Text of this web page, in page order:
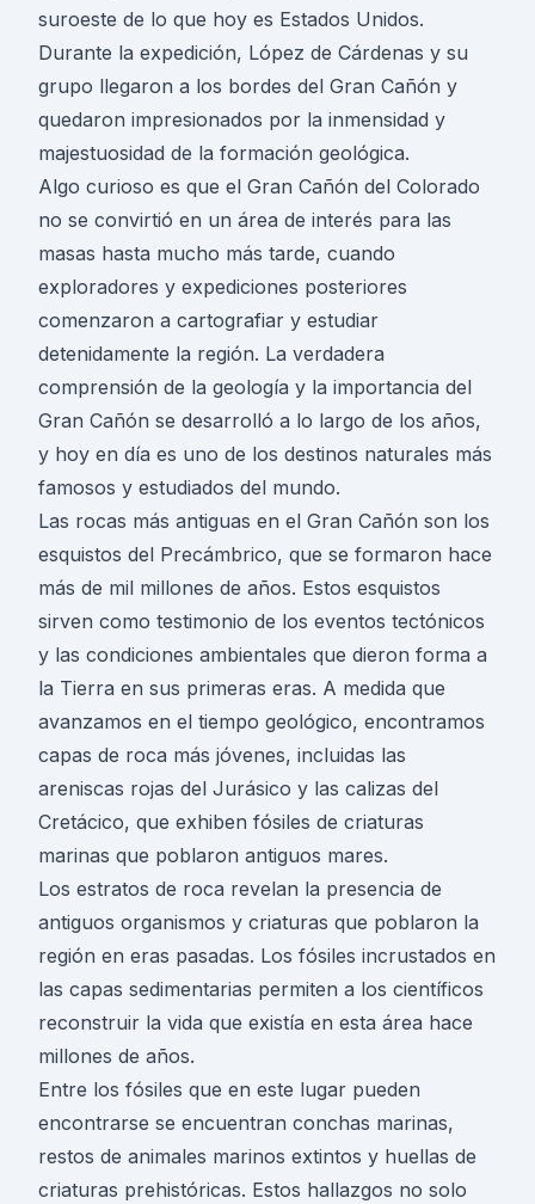
suroeste de lo que hoy es Estados Unidos.
Durante la expedición, López de Cárdenas y su
grupo llegaron a los bordes del Gran Cañón y
quedaron impresionados por la inmensidad y
majestuosidad de la formación geológica.
Algo curioso es que el Gran Cañón del Colorado
no se convirtió en un área de interés para las
masas hasta mucho más tarde, cuando
exploradores y expediciones posteriores
comenzaron a cartografiar y estudiar
detenidamente la región. La verdadera
comprensión de la geología y la importancia del
Gran Cañón se desarrolló a lo largo de los años,
y hoy en día es uno de los destinos naturales más
famosos y estudiados del mundo.
Las rocas más antiguas en el Gran Cañón son los
esquistos del Precámbrico, que se formaron hace
más de mil millones de años. Estos esquistos
sirven como testimonio de los eventos tectónicos
y las condiciones ambientales que dieron forma a
la Tierra en sus primeras eras. A medida que
avanzamos en el tiempo geológico, encontramos
capas de roca más jóvenes, incluidas las
areniscas rojas del Jurásico y las calizas del
Cretácico, que exhiben fósiles de criaturas
marinas que poblaron antiguos mares.
Los estratos de roca revelan la presencia de
antiguos organismos y criaturas que poblaron la
región en eras pasadas. Los fósiles incrustados en
las capas sedimentarias permiten a los científicos
reconstruir la vida que existía en esta área hace
millones de años.
Entre los fósiles que en este lugar pueden
encontrarse se encuentran conchas marinas,
restos de animales marinos extintos y huellas de
criaturas prehistóricas. Estos hallazgos no solo